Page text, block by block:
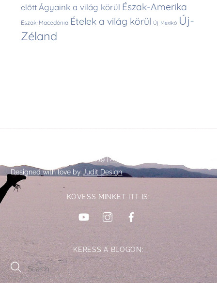
előtt Ágyaink a világ körül Észak-Amerika
Észak-Macedónia Ételek a világ körül Új-Mexikó Új-
Zéland
To
2019 |Adatkezelési tájékoztató
Designed with love byJudit Design
KÖVESS MINKET ITT IS:
YouTubeInstagram
KERESS A BLOGON: